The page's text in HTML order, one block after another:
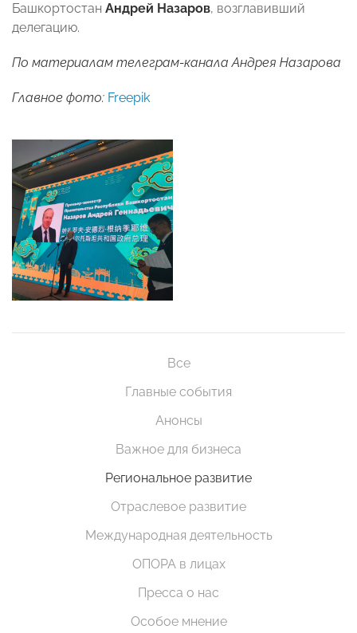
Башкортостан Андрей Назаров, возглавивший
делегацию.
По материалам телеграм-канала Андрея Назарова
Главное фото: Freepik
Все
Главные события
Анонсы
Важное для бизнеса
Региональное развитие
Отраслевое развитие
Международная деятельность
ОПОРА в лицах
Пресса о нас
Особое мнение